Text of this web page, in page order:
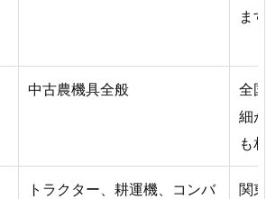
ま
中古農機具全般
全
細
も
トラクター、耕運機、コンバ
関